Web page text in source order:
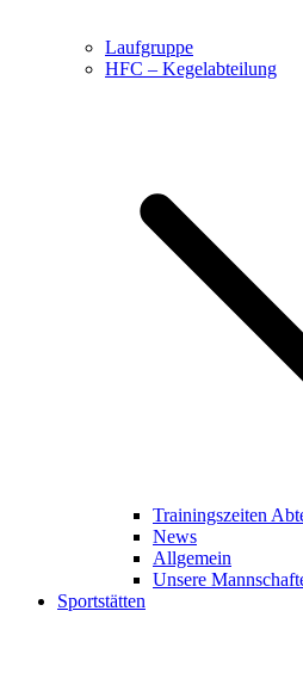
Laufgruppe
HFC – Kegelabteilung
Trainingszeiten
News
Allgemein
Unsere
Sportstätten